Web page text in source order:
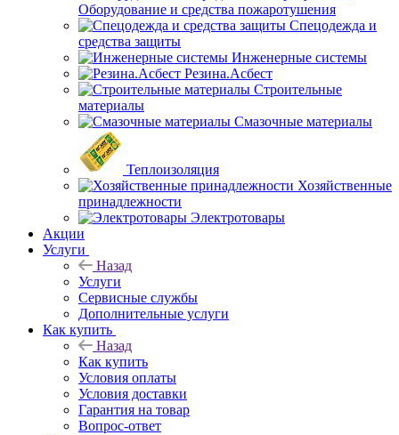
Оборудование и средства пожаротушения
Спецодежда и
средства защиты
Инженерные системы
Резина.Асбест
Строительные
материалы
Смазочные материалы
Теплоизоляция
Хозяйственные
принадлежности
Электротовары
Акции
Услуги
Назад
Услуги
Сервисные службы
Дополнительные услуги
Как купить
Назад
Как купить
Условия оплаты
Условия доставки
Гарантия на товар
Вопрос-ответ